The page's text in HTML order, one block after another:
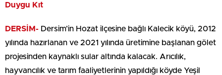
Duygu Kıt
DERSİM- Dersim’in Hozat ilçesine bağlı Kalecik köyü, 2012
yılında hazırlanan ve 2021 yılında üretimine başlanan gölet
projesinden kaynaklı sular altında kalacak. Arıcılık,
hayvancılık ve tarım faaliyetlerinin yapıldığı köyde Yeşil